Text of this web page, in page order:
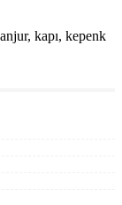
kapı, kepenk